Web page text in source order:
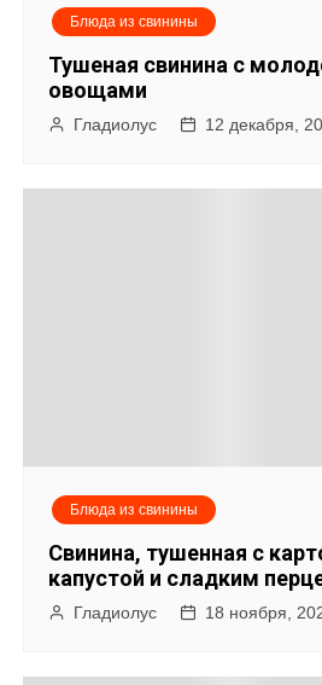
а
м
Блюда из свинины
Тушеная свинина с
овощами
Гладиолус 12 декабря,
Блюда из свинины
Свинина, тушенная с
капустой и сладким
Гладиолус 18 ноября,